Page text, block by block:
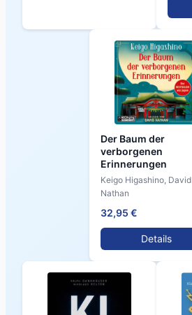
Der Baum der
verborgenen
Erinnerungen
Keigo Higashino, David
Nathan
32,95 €
Details